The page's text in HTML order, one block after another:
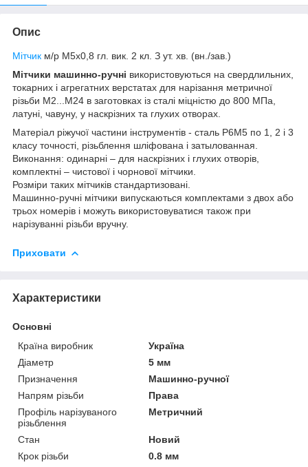
Опис
Мітчик м/р М5х0,8 гл. вик. 2 кл. З ут. хв. (вн./зав.)
Мітчики машинно-ручні використовуються на свердлильних,
токарних і агрегатних верстатах для нарізання метричної
різьби М2...М24 в заготовках із сталі міцністю до 800 МПа,
латуні, чавуну, у наскрізних та глухих отворах.
Матеріал ріжучої частини інструментів - сталь Р6М5 по 1, 2 і 3
класу точності, різьблення шліфована і затылованная.
Виконання: одинарні – для наскрізних і глухих отворів,
комплектні – чистової і чорнової мітчики.
Розміри таких мітчиків стандартизовані.
Машинно-ручні мітчики випускаються комплектами з двох або
трьох номерів і можуть використовуватися також при
нарізуванні різьби вручну.
Приховати
Характеристики
Основні
Країна виробник
Україна
Діаметр
5 мм
Призначення
Машинно-ручної
Напрям різьби
Права
Профіль нарізуваного
різьблення
Метричний
Стан
Новий
Крок різьби
0.8 мм